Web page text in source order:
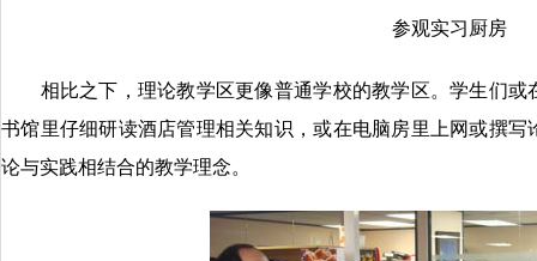
参观实习厨房
相比之下，理论教学区更像普通学校的教学区。学生们或
书馆里仔细研读酒店管理相关知识，或在电脑房里上网或撰
论与实践相结合的教学理念。